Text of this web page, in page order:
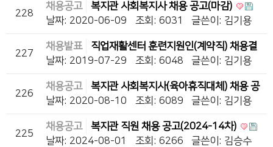
228
채용공고
복지관 사회복지사 채용 공고(마감)
날짜: 2020-06-09
조회: 6031 글쓴이: 김기용
227
채용발표
직업재활센터 훈련지원인(계약직) 채용결
과 발표_해당사항 없음
날짜: 2019-07-29 조회: 6048 글쓴이: 김기용
226
채용공고
복지관 사회복지사(육아휴직대체) 채용 공
고(마감)
날짜: 2020-08-10 조회: 6089 글쓴이: 김기용
225
채용공고
복지관 직원 채용 공고(2024-14차)
날짜: 2024-08-01
조회: 6266 글쓴이: 김승수